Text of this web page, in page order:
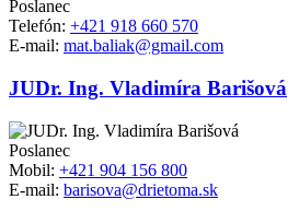
Poslanec
Telefón: +421 918 660 570
E-mail: mat.baliak@gmail.com
JUDr. Ing. Vladimíra Barišová
Poslanec
Mobil: +421 904 156 800
E-mail: barisova@drietoma.sk